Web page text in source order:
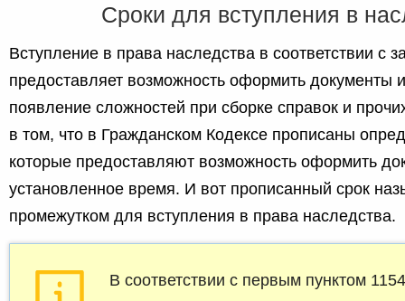
Сроки для вступления в
Вступление в права наследства в соответствии с
предоставляет возможность оформить документы
появление сложностей при сборке справок и
в том, что в Гражданском Кодексе прописаны
которые предоставляют возможность оформить
установленное время. И вот прописанный срок
промежутком для вступления в права наследства.
В соответствии с первым пунктом